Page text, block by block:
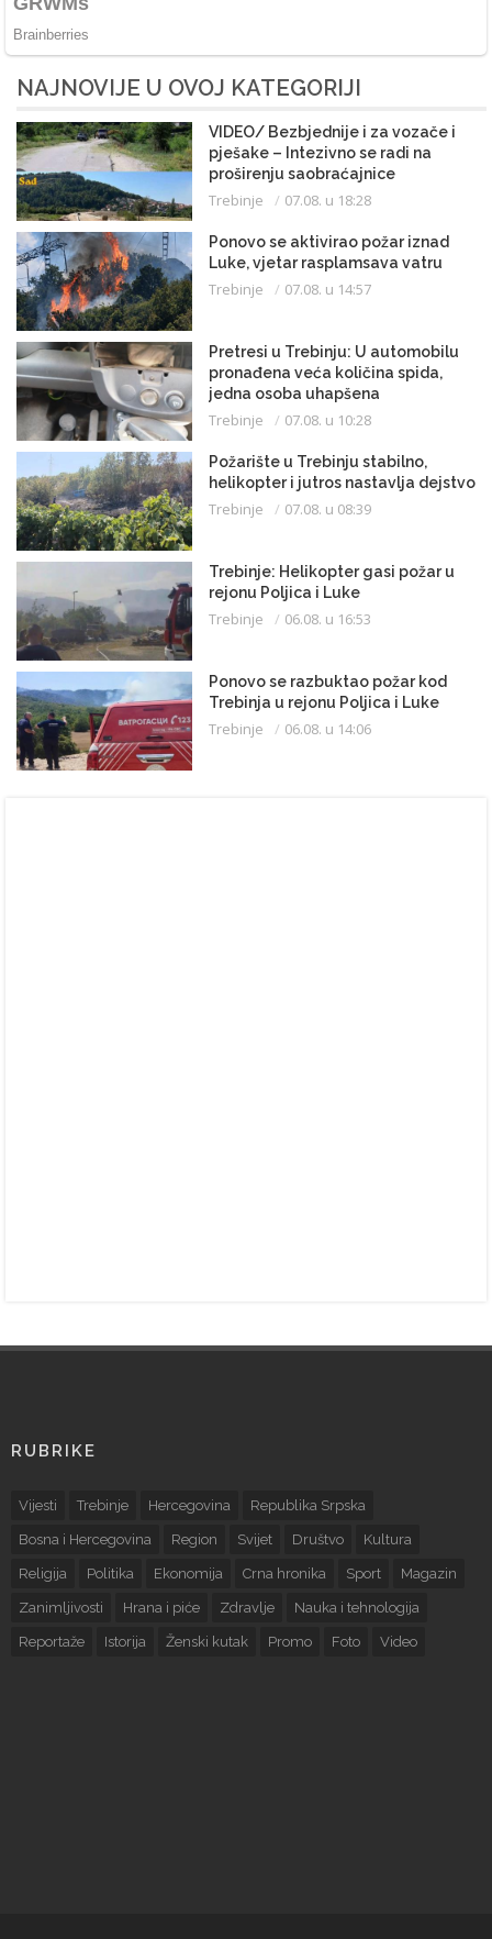
NAJNOVIJE U OVOJ KATEGORIJI
VIDEO/ Bezbjednije i za vozače i
pješake – Intezivno se radi na
proširenju saobraćajnice
Trebinje 07.08. u 18:28
Ponovo se aktivirao požar iznad
Luke, vjetar rasplamsava vatru
Trebinje 07.08. u 14:57
Pretresi u Trebinju: U automobilu
pronađena veća količina spida,
jedna osoba uhapšena
Trebinje 07.08. u 10:28
Požarište u Trebinju stabilno,
helikopter i jutros nastavlja dejstvo
Trebinje 07.08. u 08:39
Trebinje: Helikopter gasi požar u
rejonu Poljica i Luke
Trebinje 06.08. u 16:53
Ponovo se razbuktao požar kod
Trebinja u rejonu Poljica i Luke
Trebinje 06.08. u 14:06
RUBRIKE
Vijesti Trebinje Hercegovina Republika Srpska
Bosna i Hercegovina Region Svijet Društvo Kultura
Religija Politika Ekonomija Crna hronika Sport Magazin
Zanimljivosti Hrana i piće Zdravlje Nauka i tehnologija
Reportaže Istorija Ženski kutak Promo Foto Video